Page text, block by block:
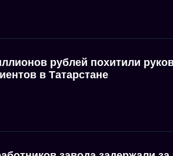
рублей похитили
в Татарстане